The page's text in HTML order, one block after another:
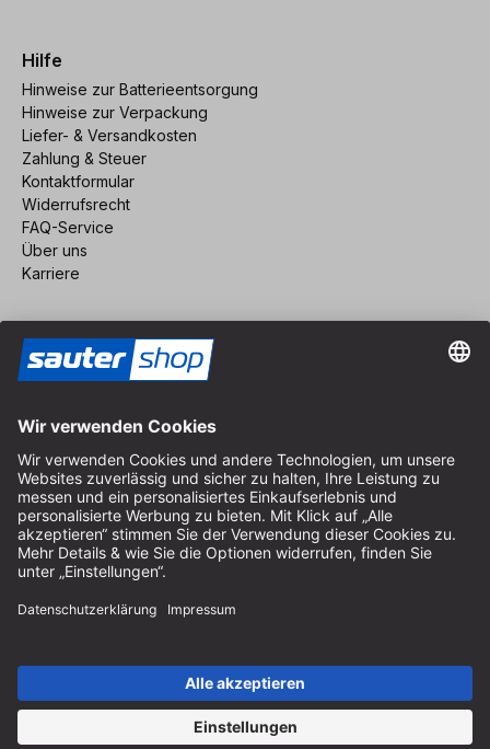
Hilfe
Hinweise zur Batterieentsorgung
Hinweise zur Verpackung
Liefer- & Versandkosten
Zahlung & Steuer
Kontaktformular
Widerrufsrecht
FAQ-Service
Über uns
Karriere
Impressum
AGB
Datenschutz
Cookie-Einstellungen
© 2026 sauter GmbH
* kostenloser Versand ab 150 Euro Bestellwert innerhalb
Deutschlands für die Standard-Paketgrößen - ausgenommen
Sperrgut und Fracht
In Abh. des Lieferlandes kann die MwSt. an der Kasse variieren.